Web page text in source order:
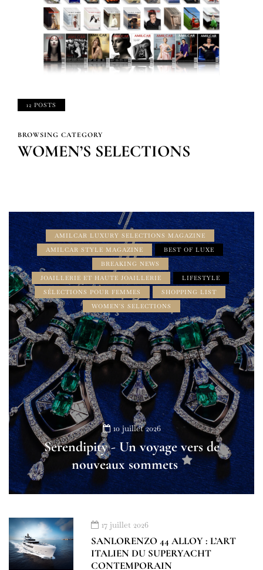
12 POSTS
BROWSING CATEGORY
WOMEN’S SELECTIONS
AMILCAR LUXURY SELECTIONS MAGAZINE
AMILCAR STYLE MAGAZINE
BEST OF LUXE
BREAKING NEWS
JOAILLERIE ET HAUTE JOAILLERIE
LIFESTYLE
SÉLECTIONS POUR FEMMES
SHOPPING LIST
WOMEN'S SELECTIONS
10 juillet 2026
Serendipity - Un voyage vers de
nouveaux sommets
17 juillet 2026
SANLORENZO 44 ALLOY : L’ART
ITALIEN DU SUPERYACHT
CONTEMPORAIN